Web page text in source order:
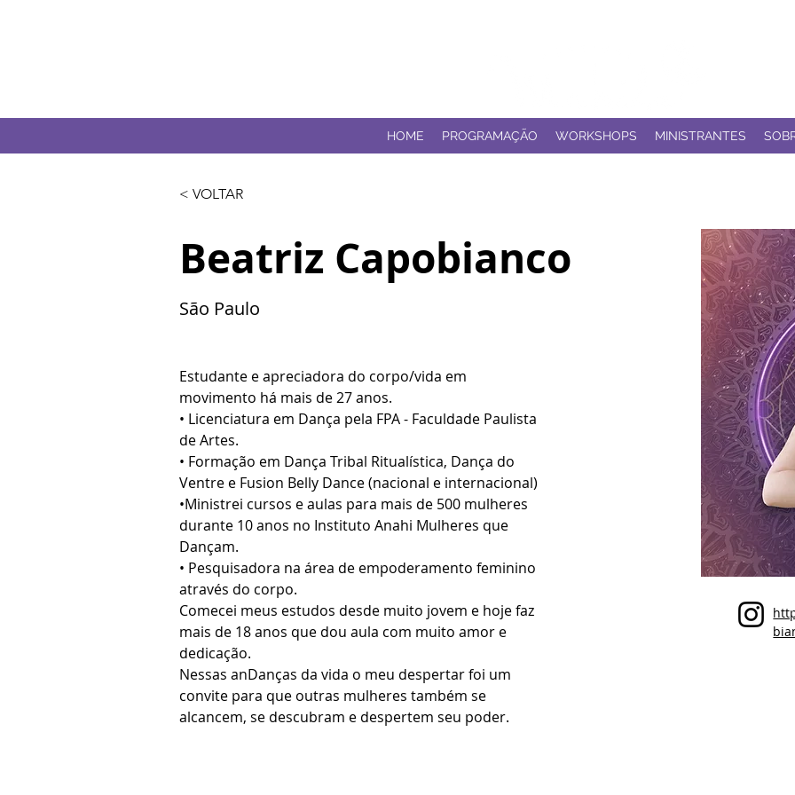
HOME PROGRAMAÇÃO WORKSHOPS MINISTRANTES
< VOLTAR
Beatriz Capobianco
São Paulo
Estudante e apreciadora do corpo/vida em
movimento há mais de 27 anos.
• Licenciatura em Dança pela FPA - Faculdade Paulista
de Artes.
• Formação em Dança Tribal Ritualística, Dança do
Ventre e Fusion Belly Dance (nacional e internacional)
•Ministrei cursos e aulas para mais de 500 mulheres
durante 10 anos no Instituto Anahi Mulheres que
Dançam.
• Pesquisadora na área de empoderamento feminino
através do corpo.
Comecei meus estudos desde muito jovem e hoje faz
mais de 18 anos que dou aula com muito amor e
dedicação.
Nessas anDanças da vida o meu despertar foi um
convite para que outras mulheres também se
alcancem, se descubram e despertem seu poder.